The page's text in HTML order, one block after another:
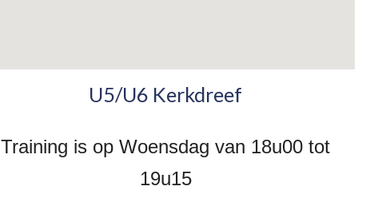
U5/U6 Kerkdreef
Training is op Woensdag van 18u00 tot
19u15